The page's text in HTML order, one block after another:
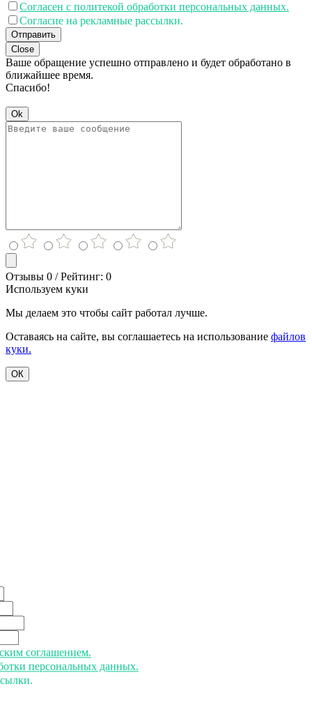
Согласен с политекой обработки персональных данных.
Согласие на рекламные рассылки.
Отправить
Close
Ваше обращение успешно отправлено и будет обработано в
ближайшее время.
Спасибо!
Ok
Отзывы 0 / Рейтинг: 0
Используем куки
Мы делаем это чтобы сайт работал лучше.
Оставаясь на сайте, вы соглашаетесь на использование файлов
куки.
ОК
соглашением.
персональных данных.